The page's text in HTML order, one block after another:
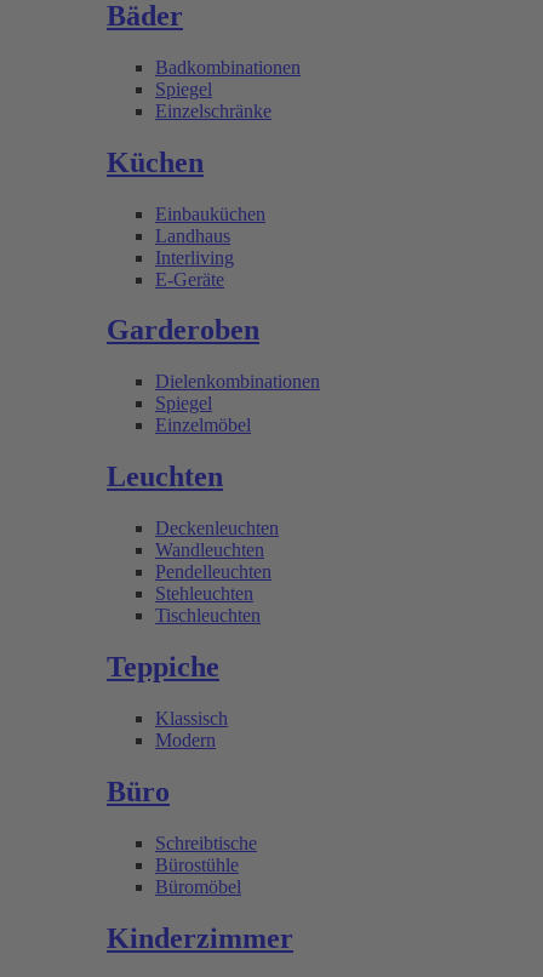
Bäder
Badkombinationen
Spiegel
Einzelschränke
Küchen
Einbauküchen
Landhaus
Interliving
E-Geräte
Garderoben
Dielenkombinationen
Spiegel
Einzelmöbel
Leuchten
Deckenleuchten
Wandleuchten
Pendelleuchten
Stehleuchten
Tischleuchten
Teppiche
Klassisch
Modern
Büro
Schreibtische
Bürostühle
Büromöbel
Kinderzimmer